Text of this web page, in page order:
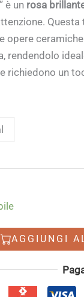
prezzo:
da
9,80 €
a
è un rosa
opere
rendendolo
richiedono un
AGGIUNGI